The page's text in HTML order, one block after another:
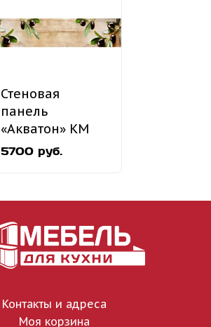
Стеновая
панель
«Акватон» КМ
52
5700 руб.
Контакты и адреса
Моя корзина